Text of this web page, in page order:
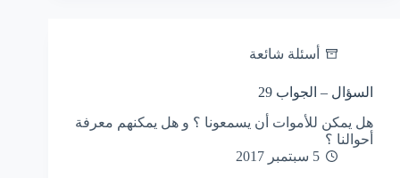
أسئلة شائعة
السؤال – الجواب 29
هل يمكن للأموات أن يسمعونا ؟ و هل يمكنهم معرفة
أحوالنا ؟
5 سبتمبر 2017